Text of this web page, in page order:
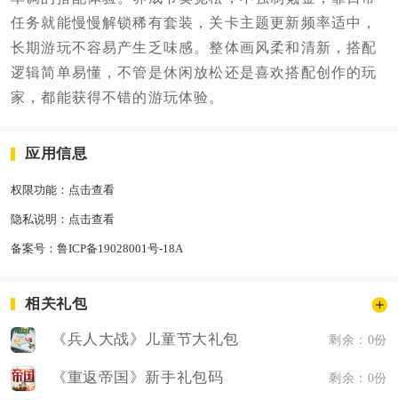
任务就能慢慢解锁稀有套装，关卡主题更新频率适中，
长期游玩不容易产生乏味感。整体画风柔和清新，搭配
逻辑简单易懂，不管是休闲放松还是喜欢搭配创作的玩
家，都能获得不错的游玩体验。
应用信息
权限功能： 点击查看
隐私说明： 点击查看
备案号： 鲁ICP备19028001号-18A
相关礼包
《兵人大战》儿童节大礼包 剩余：0份
《重返帝国》新手礼包码 剩余：0份